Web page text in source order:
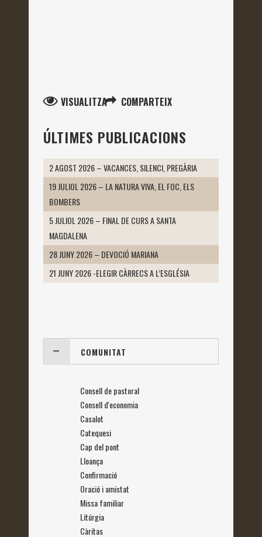
VISUALITZA COMPARTEIX
ÚLTIMES PUBLICACIONS
2 AGOST 2026 – VACANCES, SILENCI, PREGÀRIA
19 JULIOL 2026 – LA NATURA VIVA, EL FOC, ELS
BOMBERS
5 JULIOL 2026 – FINAL DE CURS A SANTA
MAGDALENA
28 JUNY 2026 – DEVOCIÓ MARIANA
21 JUNY 2026 -ELEGIR CÀRRECS A L’ESGLÉSIA
COMUNITAT
Consell de pastoral
Consell d'economia
Casalot
Catequesi
Cap del pont
Lloança
Confirmació
Oració i amistat
Missa familiar
Litúrgia
Càritas